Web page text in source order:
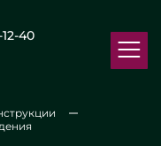
40